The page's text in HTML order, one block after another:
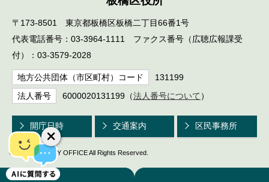
〒173-8501 東京都板橋区板橋二丁目66番1号
代表電話番号：03-3964-1111 ファクス番号（広聴広報課受
付）：03-3579-2028
地方公共団体（市区町村）コード 131199
法人番号 6000020131199（法人番号について ）
開庁日時 交通案内 区民事務所
© ITABASHI CITY OFFICE All Rights Reserved.